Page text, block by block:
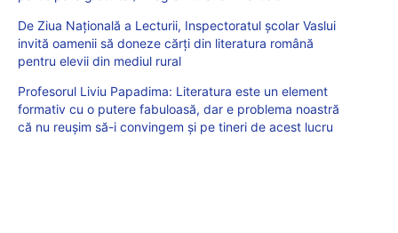
De Ziua Națională a Lecturii, Inspectoratul școlar Vaslui
invită oamenii să doneze cărți din literatura română
pentru elevii din mediul rural
Profesorul Liviu Papadima: Literatura este un element
formativ cu o putere fabuloasă, dar e problema noastră
că nu reușim să-i convingem și pe tineri de acest lucru